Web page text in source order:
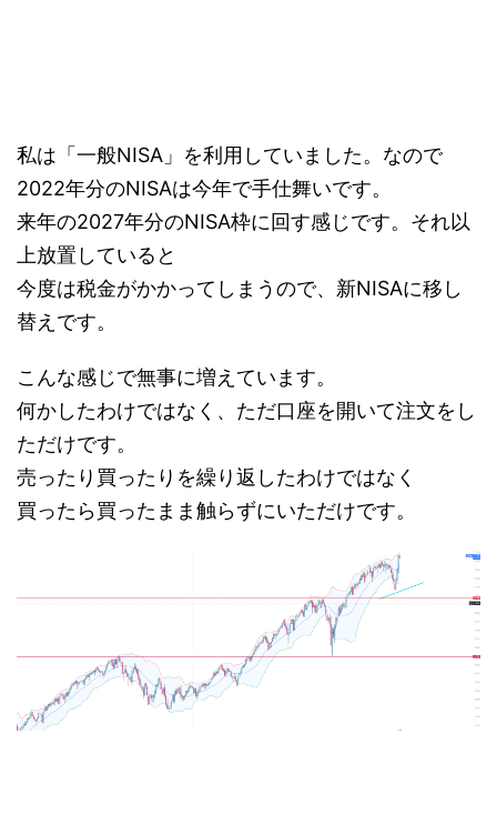
私は「一般NISA」を利用していました。なので
2022年分のNISAは今年で手仕舞いです。
来年の2027年分のNISA枠に回す感じです。それ以
上放置していると
今度は税金がかかってしまうので、新NISAに移し
替えです。
こんな感じで無事に増えています。
何かしたわけではなく、ただ口座を開いて注文をし
ただけです。
売ったり買ったりを繰り返したわけではなく
買ったら買ったまま触らずにいただけです。